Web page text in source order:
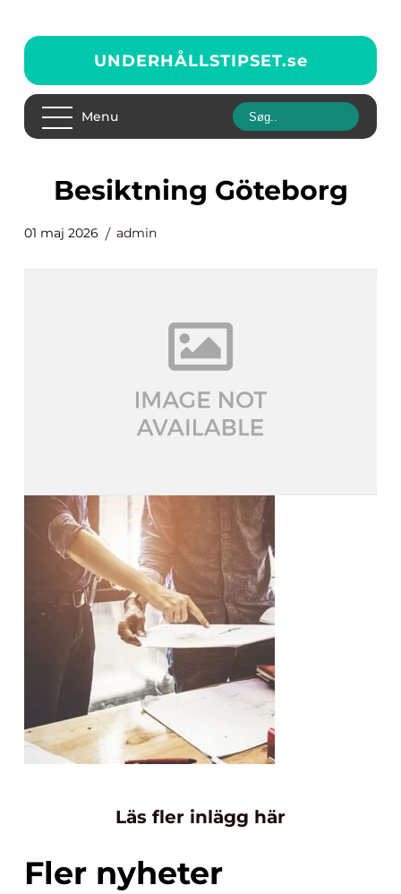
UNDERHÅLLSTIPSET.se
Menu
besiktning Göteborg
01 maj 2026 admin
Läs fler inlägg här
Fler nyheter